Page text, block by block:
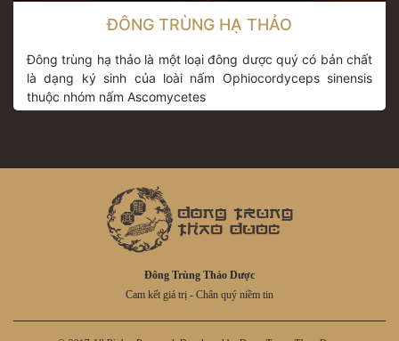
ĐÔNG TRÙNG HẠ THẢO
Đông trùng hạ thảo là một loại đông dược quý có bản chất
là dạng ký sinh của loài nấm Ophiocordyceps sinensis
thuộc nhóm nấm Ascomycetes
Đông Trùng Thảo Dược
Cam kết giá trị - Chân quý niềm tin